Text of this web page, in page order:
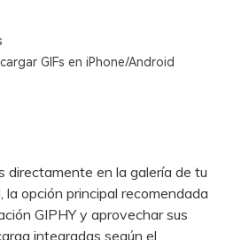
GIFs en iPhone/Android
directamente en la galería de tu
la opción principal recomendada
GIPHY y aprovechar sus
integradas según el